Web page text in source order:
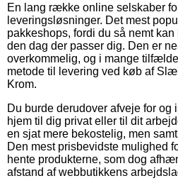
En lang række online selskaber
leveringsløsninger. Det mest
pakkeshops, fordi du så nemt
den dag der passer dig. Den er
overkommelig, og i mange
metode til levering ved køb af
Krom.
Du burde derudover afveje for og
hjem til dig privat eller til dit
en sjat mere bekostelig, men
Den mest prisbevidste mulighed
hente produkterne, som dog
afstand af webbutikkens